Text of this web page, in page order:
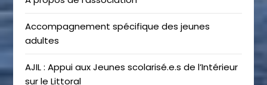
Accompagnement spécifique des jeunes
adultes
AJIL : Appui aux Jeunes scolarisé.e.s de l’Intérieur
sur le Littoral